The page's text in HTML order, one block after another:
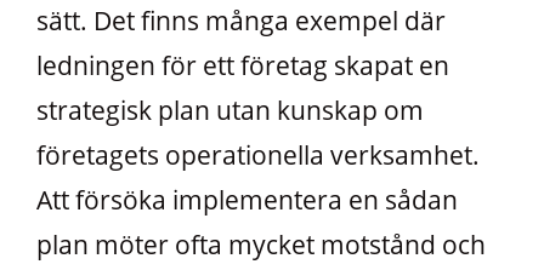
sätt. Det finns många exempel där
ledningen för ett företag skapat en
strategisk plan utan kunskap om
företagets operationella verksamhet.
Att försöka implementera en sådan
plan möter ofta mycket motstånd och